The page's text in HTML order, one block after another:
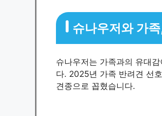
슈나우저와 가
슈나우저는 가족과의 유대
다. 2025년 가족 반려견 선
견종으로 꼽혔습니다.